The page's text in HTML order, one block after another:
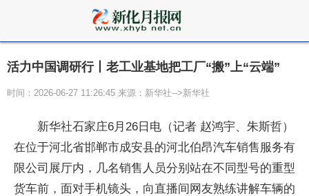
活力中国调研行丨老工业基地把工厂“搬”上“云端”
时间：2026-06-27 11:26:45 来源：新华社-->新华社
新华社石家庄6月26日电（记者 赵鸿宇、朱斯哲）
在位于河北省邯郸市成安县的河北伯昂汽车销售服务有
限公司展厅内，几名销售人员分别站在不同型号的重型
货车前，面对手机镜头，向直播间网友熟练讲解车辆的